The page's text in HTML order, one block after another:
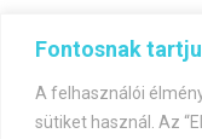
Fontosnak
A felhasználói
sütiket használ. Az
navigáció